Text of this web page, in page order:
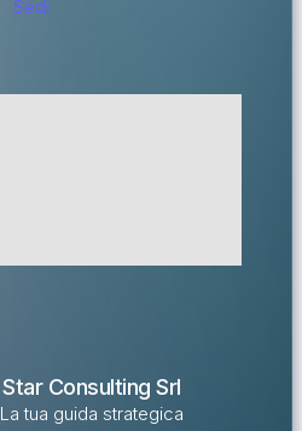
Star Consulting Srl
La tua guida strategica
Sedi